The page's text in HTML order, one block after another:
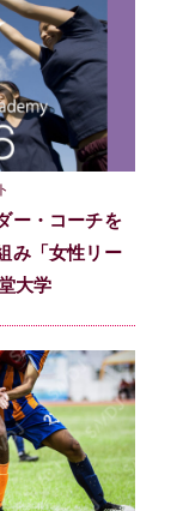
ー・コーチを
み「女性リー
大学